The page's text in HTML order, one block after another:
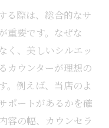
る際は、総合的なサ
重要です。なぜな
く、美しいシルエッ
カウンターが理想の
。例えば、当店のよ
ポートがあるかを確
容の幅、カウンセラ